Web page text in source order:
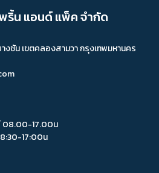
กล่องเค้กหูหิ้วตามแบบ
าน
งบ้าน
กล่องคราฟท์ 3P
น แอนด์ แพ็ค จำกัด
งชัน เขตคลองสามวา กรุงเทพมหานคร
08.00-17.00น
17:00น